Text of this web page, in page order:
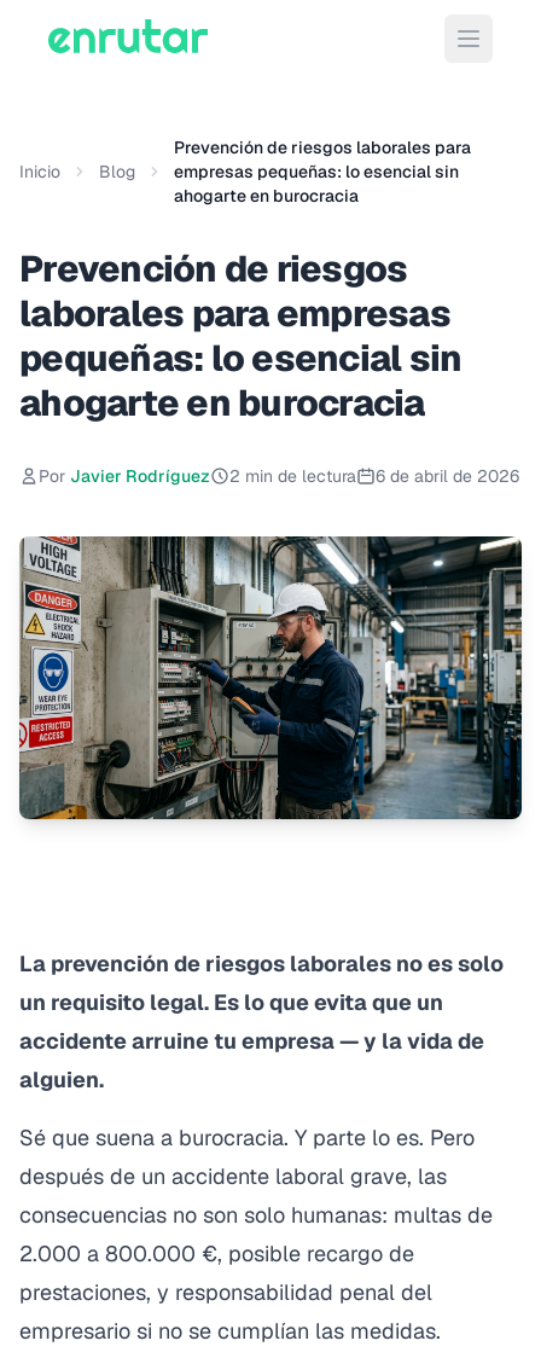
Abrir
Inicio Blog
Prevención de riesgos laborales para
empresas pequeñas: lo esencial sin
ahogarte en burocracia
Prevención de riesgos
laborales para empresas
pequeñas: lo esencial sin
ahogarte en burocracia
Por Javier Rodríguez 2 min de lectura 6 de abril de 2026
La prevención de riesgos laborales no es solo
un requisito legal. Es lo que evita que un
accidente arruine tu empresa — y la vida de
alguien.
Sé que suena a burocracia. Y parte lo es. Pero
después de un accidente laboral grave, las
consecuencias no son solo humanas: multas de
2.000 a 800.000 €, posible recargo de
prestaciones, y responsabilidad penal del
empresario si no se cumplían las medidas.